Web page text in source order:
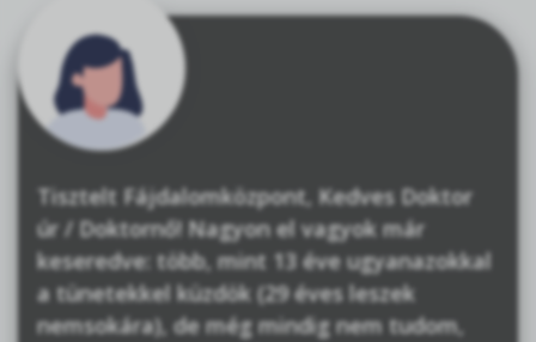
Tisztelt Fájdalomközpont, Kedves Doktor
úr / Doktornő! Nagyon el vagyok már
keseredve: több, mint 13 éve ugyanazokkal
a tünetekkel küzdök (29 éves leszek
nemsokára), de még mindig nem tudom,